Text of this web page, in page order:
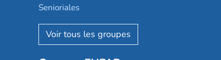
Senioriales
Nohée
Les Résidentiels